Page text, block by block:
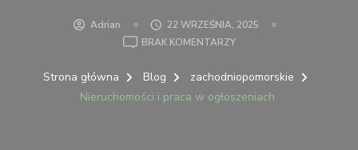
Adrian
22 WRZEŚNIA, 2025
BRAK KOMENTARZYDO
I
PRACA
Strona główna Blog
zachodniopomorskie
Nieruchomości i praca w ogłoszeniach